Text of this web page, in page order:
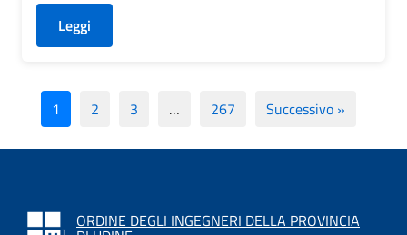
Leggi
1 2 3 … 267 Successivo »
ORDINE DEGLI INGEGNERI DELLA PROVINCIA